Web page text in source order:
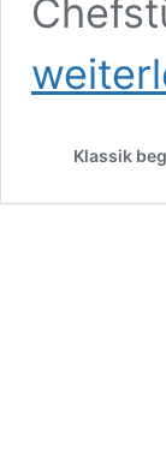
Klassik